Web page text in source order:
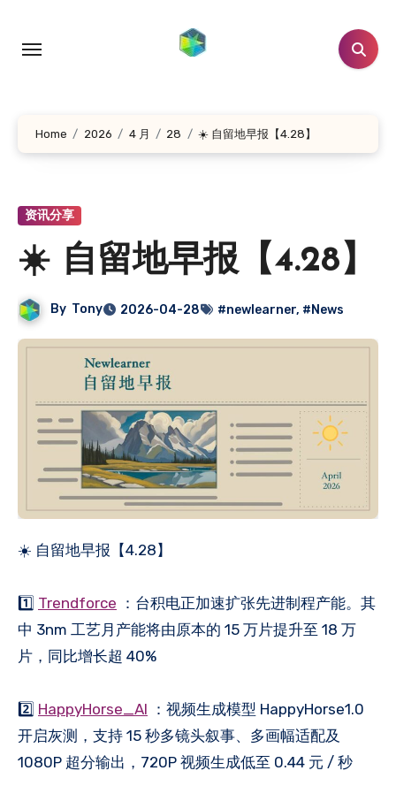
Home 2026 4 月 28 ☀️ 自留地早报【4.28】
资讯分享
☀️ 自留地早报【4.28】
By Tony 2026-04-28 #newlearner, #News
☀️ 自留地早报【4.28】
1️⃣ Trendforce ：台积电正加速扩张先进制程产能。其
中 3nm 工艺月产能将由原本的 15 万片提升至 18 万
片，同比增长超 40%
2️⃣ HappyHorse_AI ：视频生成模型 HappyHorse1.0
开启灰测，支持 15 秒多镜头叙事、多画幅适配及
1080P 超分输出，720P 视频生成低至 0.44 元 / 秒